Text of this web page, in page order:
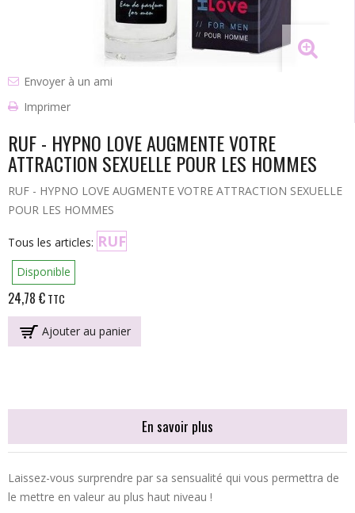
Envoyer à un ami
Imprimer
RUF - HYPNO LOVE AUGMENTE VOTRE
ATTRACTION SEXUELLE POUR LES HOMMES
RUF - HYPNO LOVE AUGMENTE VOTRE ATTRACTION SEXUELLE
POUR LES HOMMES
Tous les articles: RUF
Disponible
24,78 €TTC
Ajouter au panier
En savoir plus
Laissez-vous surprendre par sa sensualité qui vous permettra de
le mettre en valeur au plus haut niveau !